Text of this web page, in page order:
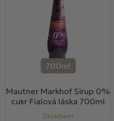
t
ů
700ml
Mautner Markhof Sirup 0%
cukr Fialová láska 700ml
Skladem